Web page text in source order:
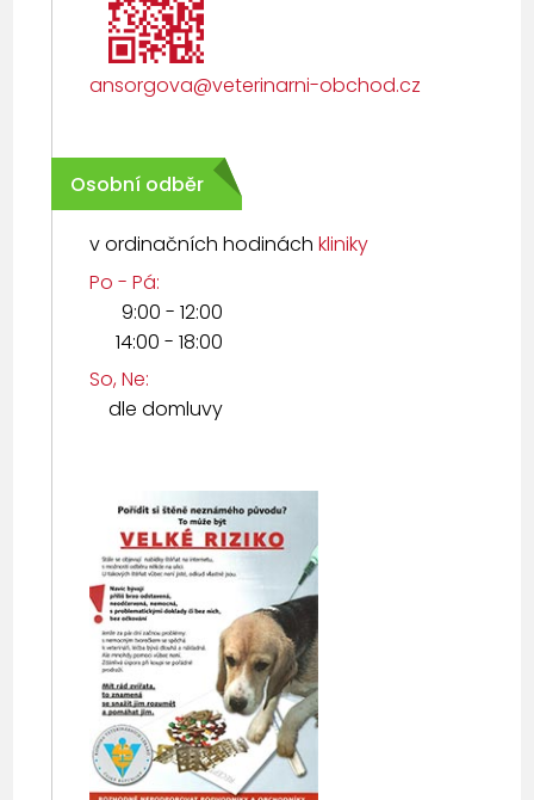
ansorgova@veterinarni-obchod.cz
Osobní odběr
v ordinačních hodináchkliniky
Po - Pá:
9:00 - 12:00
14:00 - 18:00
So, Ne:
dle domluvy